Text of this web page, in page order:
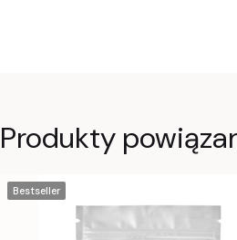
Produkty
Bestseller